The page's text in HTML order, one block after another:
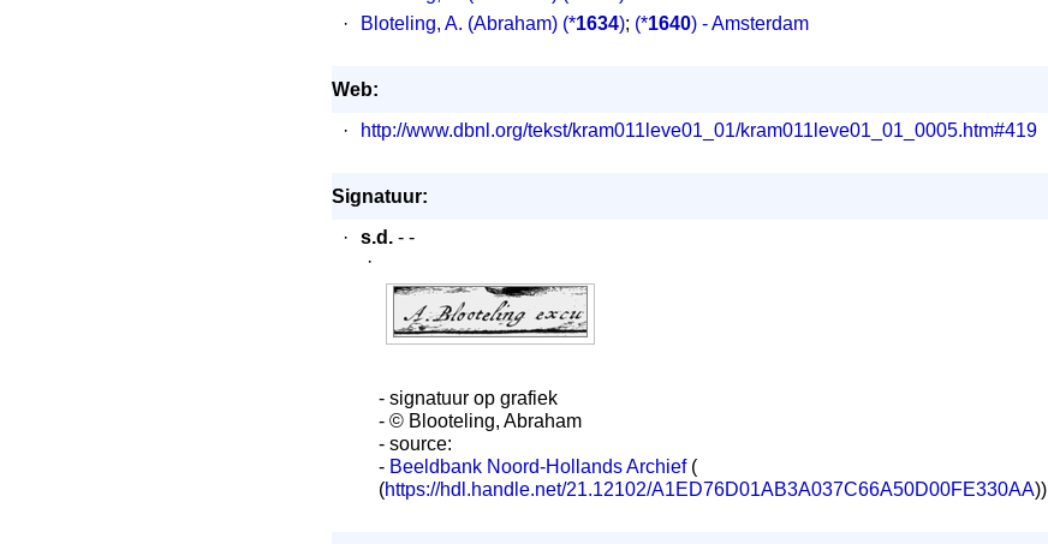
·
Bloteling, A. (Abraham) (*1634); (*1640) - Amsterdam
Web:
·
http://www.dbnl.org/tekst/kram011leve01_01/kram011leve01_01_0005.htm#419
Signatuur:
·
s.d. - -
·
- signatuur op grafiek
- © Blooteling, Abraham
- source:
- Beeldbank Noord-Hollands Archief(
(https://hdl.handle.net/21.12102/A1ED76D01AB3A037C66A50D00FE330AA))